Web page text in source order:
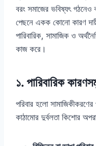
বরং সমাজের ভবিষ্যৎ গঠনেও
পেছনে একক কোনো কারণ
পারিবারিক, সামাজিক ও
কাজ করে।
১. পারিবারিক
পরিবার হলো
কাঠামোর দুর্বলতা কিশোর